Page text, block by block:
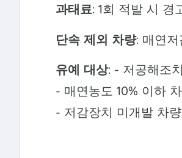
과태료: 1회 적발 시
단속 제외 차량: 매연
유예 대상: - 저공해조
- 매연농도 10% 이하
- 저감장치 미개발 차